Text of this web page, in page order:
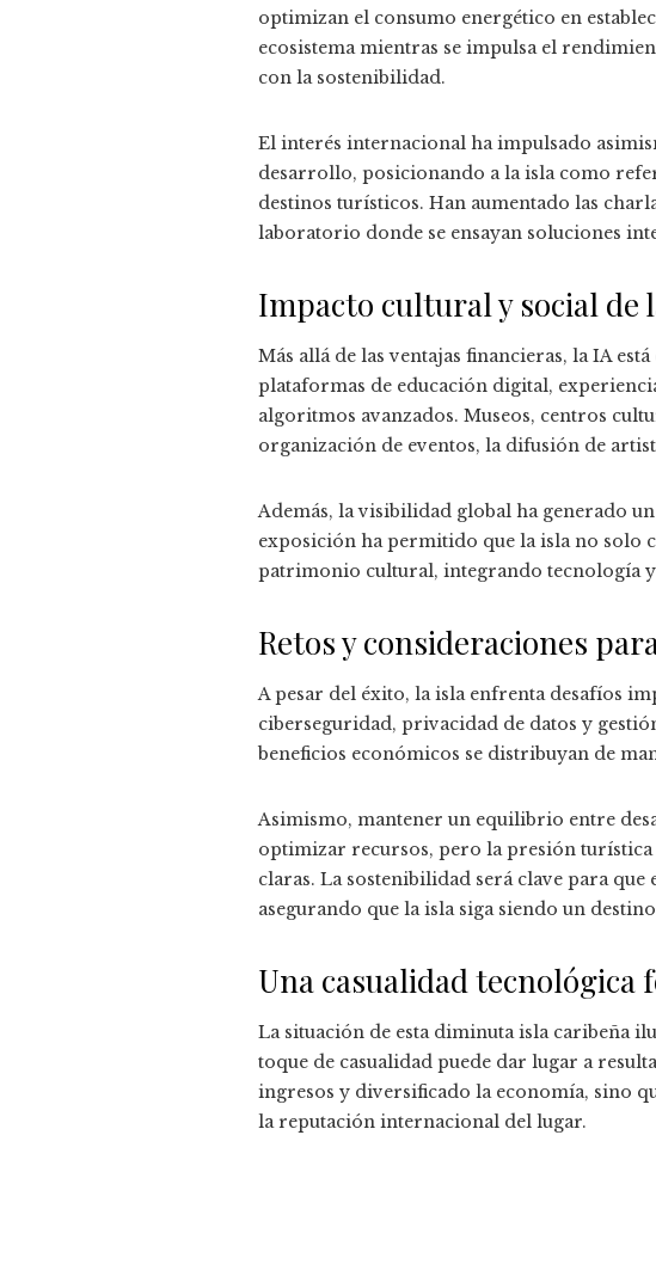
optimizan el consumo energético en
ecosistema mientras se impulsa el
con la sostenibilidad.
El interés internacional ha impulsado
desarrollo, posicionando a la isla como
destinos turísticos. Han aumentado las
laboratorio donde se ensayan soluciones
Impacto cultural y social de
Más allá de las ventajas financieras, la IA
plataformas de educación digital,
algoritmos avanzados. Museos, centros
organización de eventos, la difusión de
Además, la visibilidad global ha generado
exposición ha permitido que la isla no solo
patrimonio cultural, integrando tecnología
Retos y consideraciones
A pesar del éxito, la isla enfrenta desafíos
ciberseguridad, privacidad de datos y
beneficios económicos se distribuyan de
Asimismo, mantener un equilibrio entre
optimizar recursos, pero la presión
claras. La sostenibilidad será clave para
asegurando que la isla siga siendo un
Una casualidad tecnológica
La situación de esta diminuta isla caribeña
toque de casualidad puede dar lugar a
ingresos y diversificado la economía, sino
la reputación internacional del lugar.